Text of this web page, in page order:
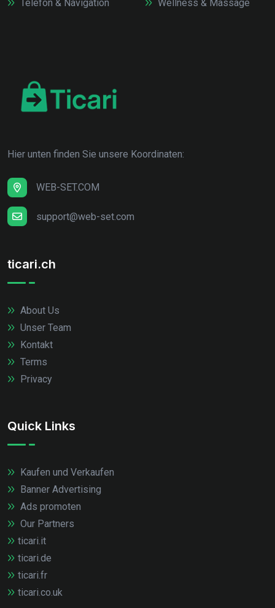
Telefon & Navigation
Wellness & Massage
Hier unten finden Sie unsere Koordinaten:
WEB-SET.COM
support@web-set.com
ticari.ch
About Us
Unser Team
Kontakt
Terms
Privacy
Quick Links
Kaufen und Verkaufen
Banner Advertising
Ads promoten
Our Partners
ticari.it
ticari.de
ticari.fr
ticari.co.uk